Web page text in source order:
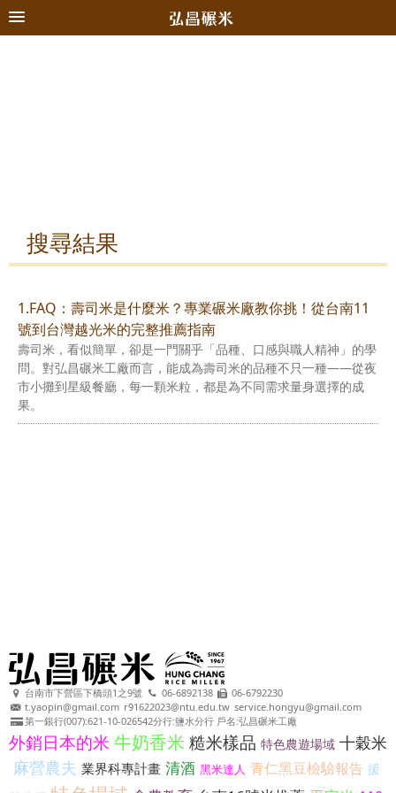
搜尋結果
1.FAQ：壽司米是什麼米？專業碾米廠教你挑！從台南11
號到台灣越光米的完整推薦指南
壽司米，看似簡單，卻是一門關乎「品種、口感與職人精神」的學
問。對弘昌碾米工廠而言，能成為壽司米的品種不只一種——從夜
市小攤到星級餐廳，每一顆米粒，都是為不同需求量身選擇的成
果。
台南市下營區下橋頭1之9號 06-6892138
06-6792230
t.yaopin@gmail.com r91622023@ntu.edu.tw service.hongyu@gmail.com
第一銀行(007):621-10-026542分行:鹽水分行 戶名:弘昌碾米工廠
外銷日本的米 牛奶香米 糙米樣品 特色農遊場域 十穀米
麻營農夫 業界科專計畫 清酒 黑米達人 青仁黑豆檢驗報告 援